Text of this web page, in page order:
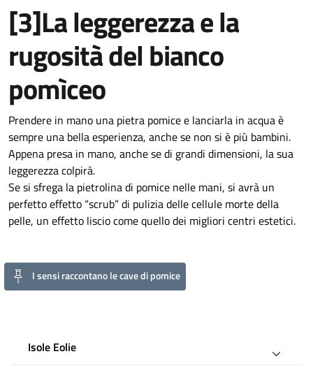
[3]La leggerezza e la
rugosità del bianco
pomìceo
Prendere in mano una pietra pomice e lanciarla in acqua è
sempre una bella esperienza, anche se non si è più bambini.
Appena presa in mano, anche se di grandi dimensioni, la sua
leggerezza colpirà.
Se si sfrega la pietrolina di pomice nelle mani, si avrà un
perfetto effetto “scrub” di pulizia delle cellule morte della
pelle, un effetto liscio come quello dei migliori centri estetici.
I sensi raccontano le cave di pomice
Isole Eolie